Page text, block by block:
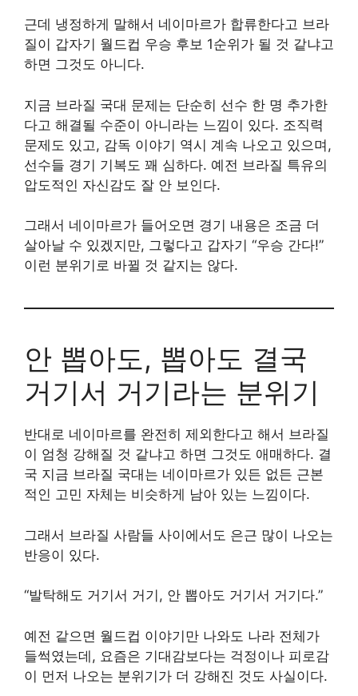
근데 냉정하게 말해서 네이마르가 합류한다고 브라
질이 갑자기 월드컵 우승 후보 1순위가 될 것 같냐고
하면 그것도 아니다.
지금 브라질 국대 문제는 단순히 선수 한 명 추가한
다고 해결될 수준이 아니라는 느낌이 있다. 조직력
문제도 있고, 감독 이야기 역시 계속 나오고 있으며,
선수들 경기 기복도 꽤 심하다. 예전 브라질 특유의
압도적인 자신감도 잘 안 보인다.
그래서 네이마르가 들어오면 경기 내용은 조금 더
살아날 수 있겠지만, 그렇다고 갑자기 “우승 간다!”
이런 분위기로 바뀔 것 같지는 않다.
안 뽑아도, 뽑아도 결국
거기서 거기라는 분위기
반대로 네이마르를 완전히 제외한다고 해서 브라질
이 엄청 강해질 것 같냐고 하면 그것도 애매하다. 결
국 지금 브라질 국대는 네이마르가 있든 없든 근본
적인 고민 자체는 비슷하게 남아 있는 느낌이다.
그래서 브라질 사람들 사이에서도 은근 많이 나오는
반응이 있다.
“발탁해도 거기서 거기, 안 뽑아도 거기서 거기다.”
예전 같으면 월드컵 이야기만 나와도 나라 전체가
들썩였는데, 요즘은 기대감보다는 걱정이나 피로감
이 먼저 나오는 분위기가 더 강해진 것도 사실이다.